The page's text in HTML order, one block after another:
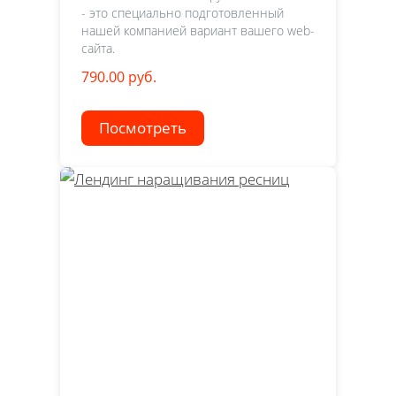
- это специально подготовленный
нашей компанией вариант вашего web-
сайта.
790.00 руб.
Посмотреть